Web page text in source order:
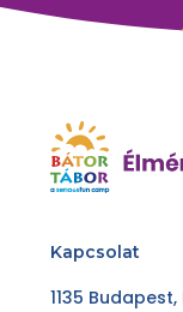
Kapcsolat
1135